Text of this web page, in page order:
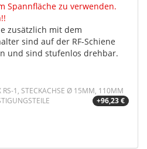
Spannfläche zu verwenden.
zusätzlich mit dem
sind auf der RF-Schiene
und sind stufenlos drehbar.
RS-1, STECKACHSE Ø 15MM, 110MM
+96,23 €